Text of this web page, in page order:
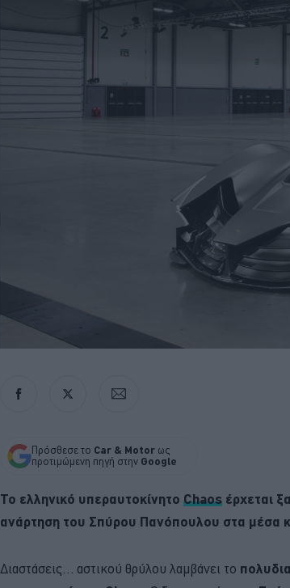
Πρόσθεσε το Car & Motor ως
προτιμώμενη πηγή στην Google
Το ελληνικό υπεραυτοκίνητο Chaos έρχεται
ανάρτηση του Σπύρου Πανόπουλου στα μέσα
Διαστάσεις… αστικού θρύλου λαμβάνει το